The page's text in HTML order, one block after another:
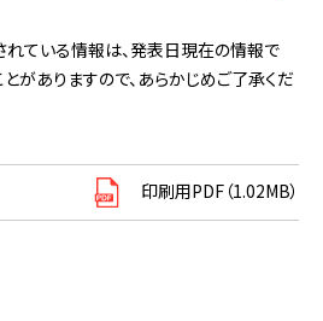
れている情報は、発表日現在の情報で
がありますので、あらかじめご了承くだ
印刷用PDF（1.02MB）